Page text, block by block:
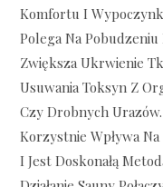
Komfortu I
Polega Na
Zwiększa Ukrwienie
Usuwania Toksyn Z
Czy Drobnych
Korzystnie Wpływa
I Jest Doskonałą